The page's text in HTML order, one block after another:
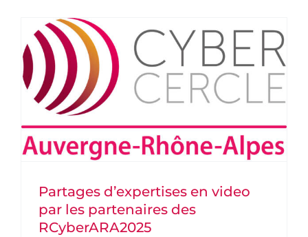
DEVENEZ PARTENAIRE
CONTACT
Partages d’expertises en video
par les partenaires des
RCyberARA2025